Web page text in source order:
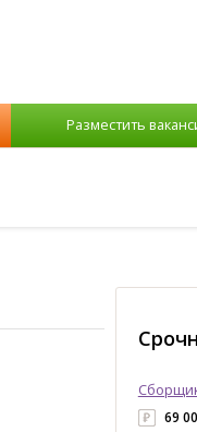
Разместить
69